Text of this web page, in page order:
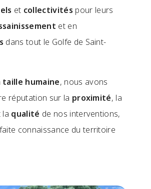
et collectivités pour leurs
et en
dans tout le Golfe de Saint-
humaine, nous avons
réputation sur la proximité, la
la qualité de nos interventions,
connaissance du territoire